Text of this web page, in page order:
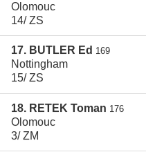
Olomouc
14/ ZS
17. BUTLER Ed 169
Nottingham
15/ ZS
18. RETEK Toman 176
Olomouc
3/ ZM